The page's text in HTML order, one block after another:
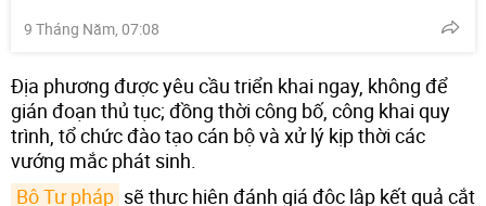
9 Tháng Năm, 07:08
Địa phương được yêu cầu triển khai ngay, không để
gián đoạn thủ tục; đồng thời công bố, công khai quy
trình, tổ chức đào tạo cán bộ và xử lý kịp thời các
vướng mắc phát sinh.
Bộ Tư pháp sẽ thực hiện đánh giá độc lập kết quả cắt